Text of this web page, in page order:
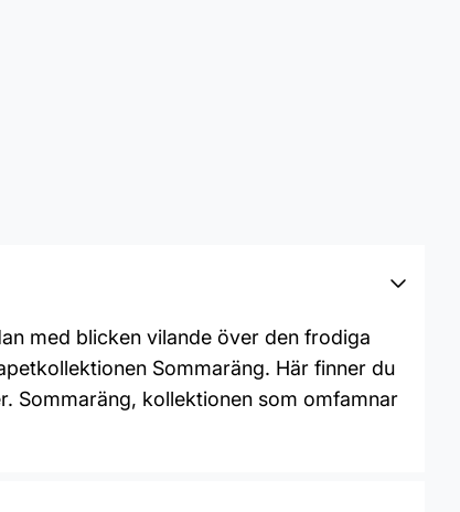
med blicken vilande över den frodiga
Sommaräng. Här finner du
Sommaräng, kollektionen som omfamnar